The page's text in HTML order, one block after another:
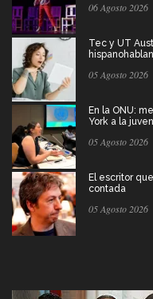
06 Agosto 2026
Tec y UT
05 Agosto 2026
En la ONU:
York a la
05 Agosto 2026
El escritor
contada
05 Agosto 2026